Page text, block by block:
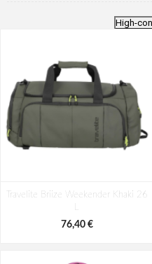
High-
Travelite Briize Weekender Khaki 26
76,40 €